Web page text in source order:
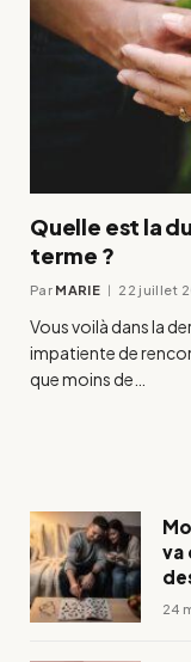
Quelle est la
terme ?
Par MARIE 22 juillet
Vous voilà dans la
impatiente de
que moins de…
va
24